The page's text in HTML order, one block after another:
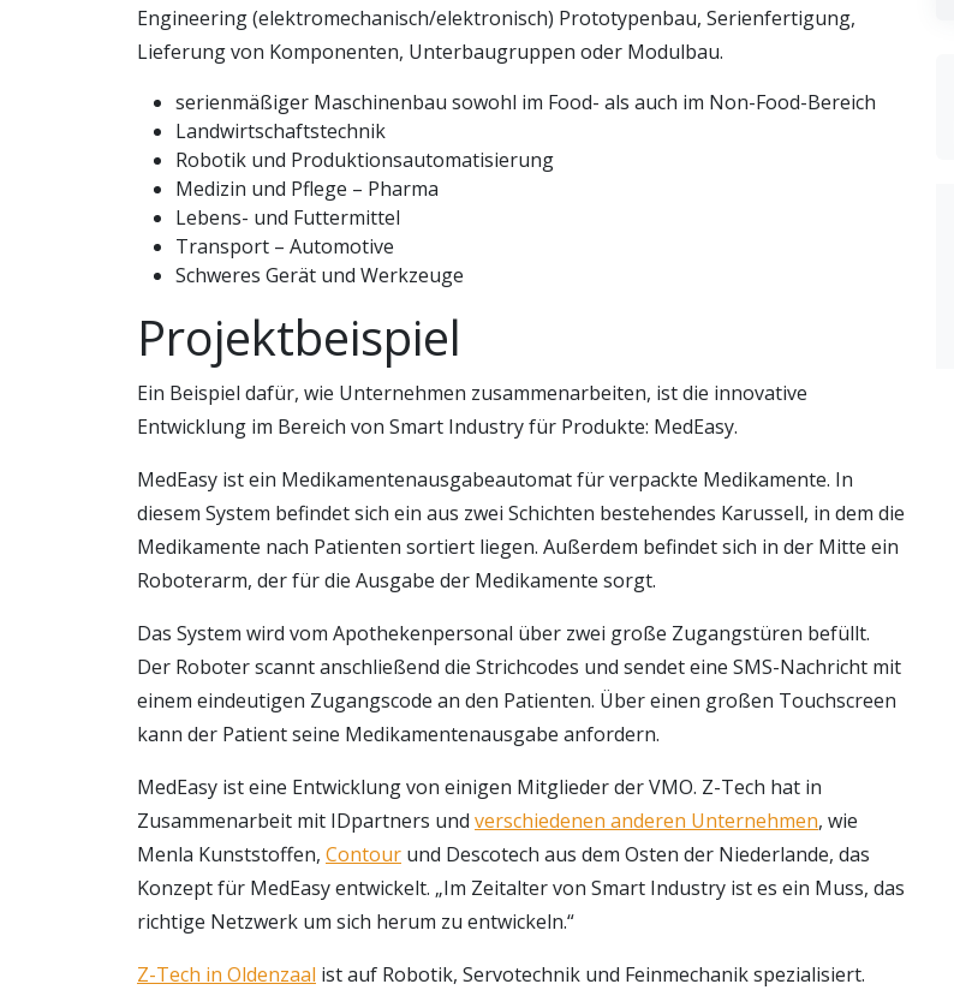
Engineering (elektromechanisch/elektronisch) Prototypenbau, Serienfertigung,
Lieferung von Komponenten, Unterbaugruppen oder Modulbau.
serienmäßiger Maschinenbau sowohl im Food- als auch im Non-Food-Bereich
Landwirtschaftstechnik
Robotik und Produktionsautomatisierung
Medizin und Pflege – Pharma
Lebens- und Futtermittel
Transport – Automotive
Schweres Gerät und Werkzeuge
Projektbeispiel
Ein Beispiel dafür, wie Unternehmen zusammenarbeiten, ist die innovative
Entwicklung im Bereich von Smart Industry für Produkte: MedEasy.
MedEasy ist ein Medikamentenausgabeautomat für verpackte Medikamente. In
diesem System befindet sich ein aus zwei Schichten bestehendes Karussell, in dem die
Medikamente nach Patienten sortiert liegen. Außerdem befindet sich in der Mitte ein
Roboterarm, der für die Ausgabe der Medikamente sorgt.
Das System wird vom Apothekenpersonal über zwei große Zugangstüren befüllt.
Der Roboter scannt anschließend die Strichcodes und sendet eine SMS-Nachricht mit
einem eindeutigen Zugangscode an den Patienten. Über einen großen Touchscreen
kann der Patient seine Medikamentenausgabe anfordern.
MedEasy ist eine Entwicklung von einigen Mitglieder der VMO. Z-Tech hat in
Zusammenarbeit mit IDpartners und verschiedenen anderen Unternehmen, wie
Menla Kunststoffen, Contour und Descotech aus dem Osten der Niederlande, das
Konzept für MedEasy entwickelt. „Im Zeitalter von Smart Industry ist es ein Muss, das
richtige Netzwerk um sich herum zu entwickeln.“
Z-Tech in Oldenzaal ist auf Robotik, Servotechnik und Feinmechanik spezialisiert.